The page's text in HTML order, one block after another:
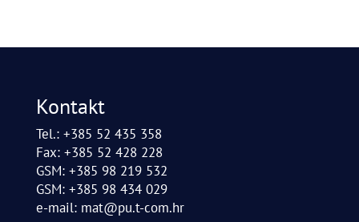
Kontakt
Tel.: +385 52 435 358
Fax: +385 52 428 228
GSM: +385 98 219 532
GSM: +385 98 434 029
e-mail: mat@pu.t-com.hr